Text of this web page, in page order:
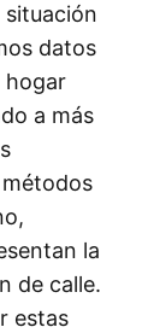
datos
hogar
a más
la
de calle.
estas